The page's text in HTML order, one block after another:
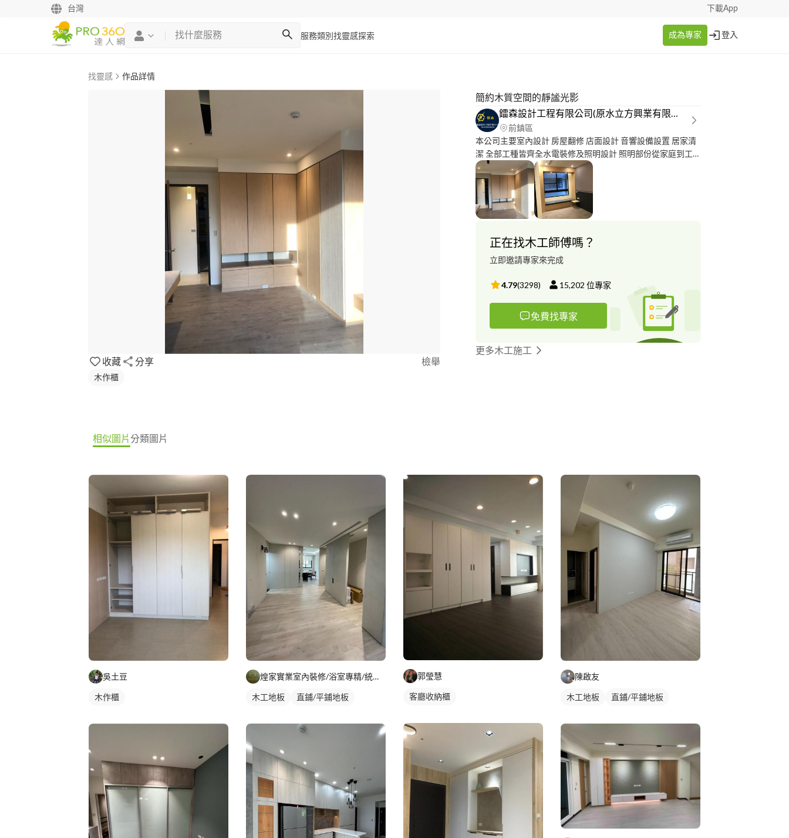
台灣 下載App
服務類別 找靈感探索 成為專家 登入
找靈感 作品詳情
收藏 分享 檢舉
木作櫃
簡約木質空間的靜謐光影
鐳森設計工程有限公司(原水立方興業有限公司)
前鎮區
本公司主要室內設計 房屋翻修 店面設計 音響設備設置 居家清
潔 全部工種皆齊全水電裝修及照明設計 照明部份從家庭到工業
用照明皆有以LED主流，可為客戶家庭及商空照明設計儘不浪
費任何角落及氣氛，水電部份本公司有專業水電師傅團隊家中
或貴公司，工廠有任何有關水電問題或想翻整修住宅 本公司可
派人至於現場勘查再進而報價 本公司南北部皆有服務 需要本公
司服務可與我聯絡 名片在照片中或logo有聯絡電話
正在找木工師傅嗎？
立即邀請專家來完成
4.79(3298) 15,202 位專家
免費找專家
更多木工施工
相似圖片分類圖片
吳土豆
木作櫃
煌家實業室內裝修/浴室專精/統包工程
木工地板 直鋪/平鋪地板
郭瑩慧
客廳收納櫃
陳啟友
木工地板 直鋪/平鋪地板